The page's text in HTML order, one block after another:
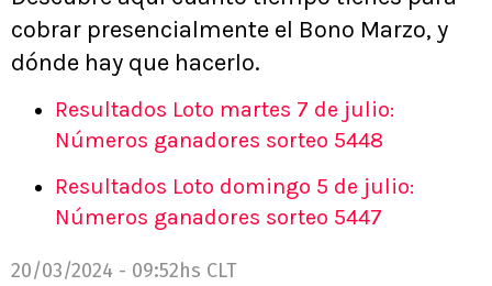
cobrar presencialmente el Bono Marzo, y
dónde hay que hacerlo.
Resultados Loto martes 7 de julio:
Números ganadores sorteo 5448
Resultados Loto domingo 5 de julio:
Números ganadores sorteo 5447
20/03/2024 - 09:52hs CLT